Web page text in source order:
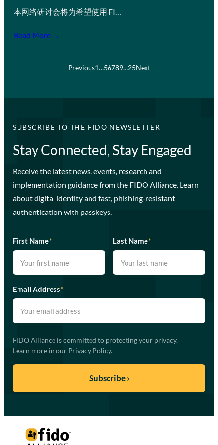
本网络研讨会将为希望使用 FI…
Read More →
Previous1…56789…25Next
SUBSCRIBE TO THE FIDO NEWSLETTER
Stay Connected, Stay Engaged
Receive the latest news, events, research and
implementation guidance from the FIDO Alliance. Learn
about digital identity and fast, phishing-resistant
authentication with passkeys.
First Name* Last Name*
Email Address*
FIDO Alliance is committed to protecting your privacy.
Learn more in our Privacy Policy.